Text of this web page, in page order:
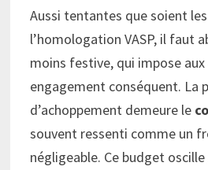
Aussi tentantes que soient
l’homologation VASP, il faut
moins festive, qui impose
engagement conséquent. La
d’achoppement demeure le
souvent ressenti comme un
négligeable. Ce budget